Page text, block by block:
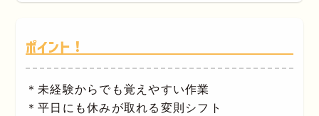
ポイント！
＊未経験からでも覚えやすい作業
＊平日にも休みが取れる変則シフト